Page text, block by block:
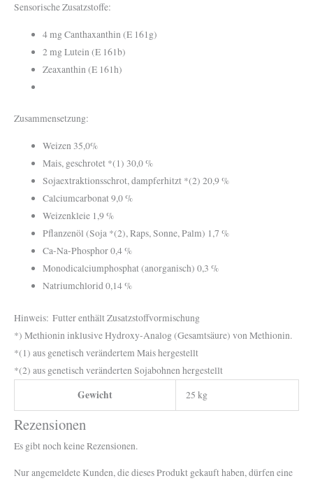
Sensorische Zusatzstoffe:
4 mg Canthaxanthin (E 161g)
2 mg Lutein (E 161b)
Zeaxanthin (E 161h)
Zusammensetzung:
Weizen 35,0%
Mais, geschrotet *(1) 30,0 %
Sojaextraktionsschrot, dampferhitzt *(2) 20,9 %
Calciumcarbonat 9,0 %
Weizenkleie 1,9 %
Pflanzenöl (Soja *(2), Raps, Sonne, Palm) 1,7 %
Ca-Na-Phosphor 0,4 %
Monodicalciumphosphat (anorganisch) 0,3 %
Natriumchlorid 0,14 %
Hinweis: Futter enthält Zusatzstoffvormischung
*) Methionin inklusive Hydroxy-Analog (Gesamtsäure) von Methionin.
*(1) aus genetisch verändertem Mais hergestellt
*(2) aus genetisch veränderten Sojabohnen hergestellt
Gewicht 25 kg
Rezensionen
Es gibt noch keine Rezensionen.
Nur angemeldete Kunden, die dieses Produkt gekauft haben, dürfen eine